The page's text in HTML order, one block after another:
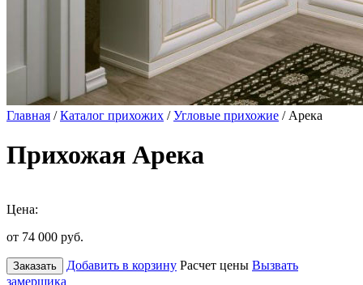
Главная /Каталог прихожих /Угловые прихожие / Арека
Прихожая Арека
Цена:
от 74 000 руб.
Заказать Добавить в корзину Расчет цены Вызвать
замерщика